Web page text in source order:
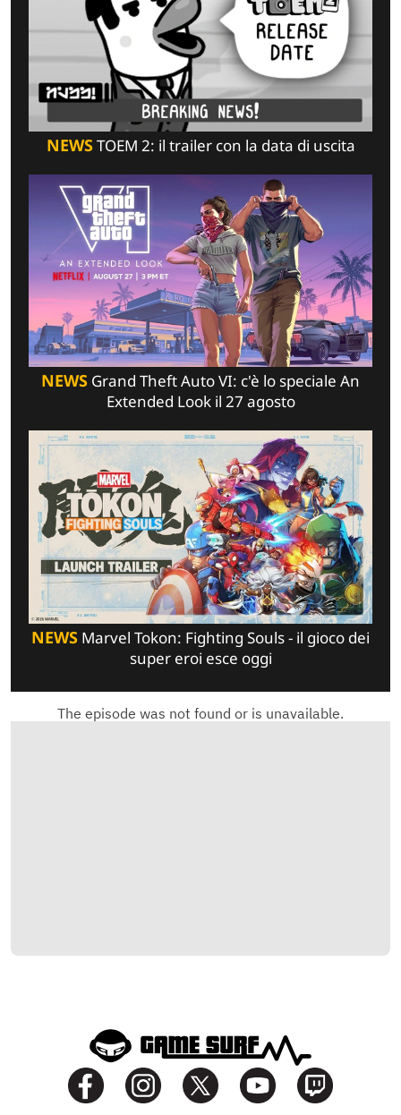
NEWSTOEM 2: il trailer con la data di uscita
NEWS Grand Theft Auto VI: c'è lo speciale An
Extended Look il 27 agosto
NEWS Marvel Tokon: Fighting Souls - il gioco dei
super eroi esce oggi